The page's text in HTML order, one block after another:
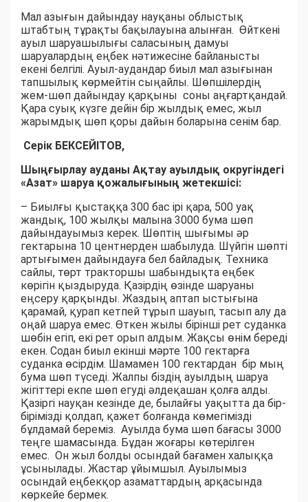
Мал азығын дайындау науқаны облыстық
штабтың тұрақты бақылауына алынған. Өйткені
ауыл шаруашылығы саласының дамуы
шаруалардың еңбек нәтижесіне байланысты
екені белгілі. Ауыл-аудандар биыл мал азығынан
тапшылық көрмейтін сыңайлы. Шөпшілердің
жем-шөп дайындау қарқыны соны аңғартқандай.
Қара суық күзге дейін бір жылдық емес, жыл
жарымдық шөп қоры дайын боларына сенім бар.
Серік БЕКСЕЙІТОВ,
Шыңғырлау ауданы Ақтау ауылдық округіндегі
«Азат» шаруа қожалығының жетекшісі:
– Биылғы қыстаққа 300 бас ірі қара, 500 уақ
жандық, 100 жылқы малына 3000 бума шөп
дайындауымыз керек. Шөптің шығымы әр
гектарына 10 центнерден шабылуда. Шүйгін шөпті
артығымен дайындауға бел байладық. Техника
сайлы, төрт тракторшы шабындықта еңбек
көрігін қыздыруда. Қазірдің өзінде шаруаны
еңсеру қарқынды. Жаздың аптап ыстығына
қарамай, қурап кетпей тұрып шауып, тасып алу да
оңай шаруа емес. Өткен жылы бірінші рет суданка
шөбін егіп, екі рет орып алдым. Жақсы өнім береді
екен. Содан биыл екінші мәрте 100 гектарға
суданка өсірдім. Шамамен 100 гектардан бір мың
бума шөп түседі. Жалпы біздің ауылдың шаруа
жігіттері екпе шөп егуді әлдеқашан қолға алды.
Қазіргі науқан кезінде де, былайғы уақытта да бір-
бірімізді қолдап, қажет болғанда көмегімізді
бұлдамай береміз. Ауылда бума шөп бағасы 3000
теңге шамасында. Бұдан жоғары көтерілген
емес. Он жыл болды осындай бағамен халыққа
ұсынылады. Жастар ұйымшыл. Ауылымыз
осындай еңбекқор азаматтардың арқасында
көркейе бермек.